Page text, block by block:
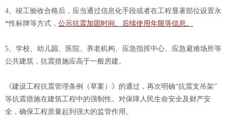
4、竣工验收合格后，应当通过信息化手段或者在工程显著部位设置永
*性标牌等方式， 公示抗震加固时间、后续使用年限等信息。
5、学校、幼儿园、医院、养老机构、应急指挥中心、应急避难场所等
公共建筑，抗震措施应高于一般房建。
《建设工程抗震管理条例（草案）》的通过，再次明确“抗震支吊架”
等抗震措施在建筑工程中的强制性。 对保障人民生命安全及财产安
全，确保工程质量起到强大的监管作用。